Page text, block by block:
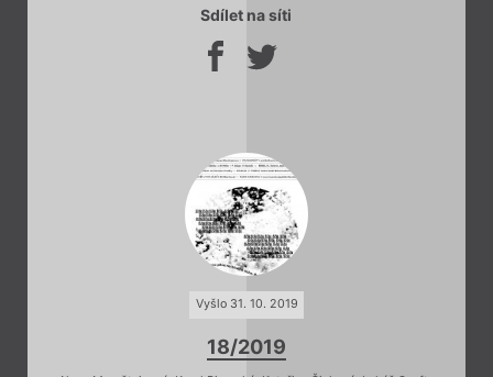
Sdílet na síti
Vyšlo 31. 10. 2019
18/2019